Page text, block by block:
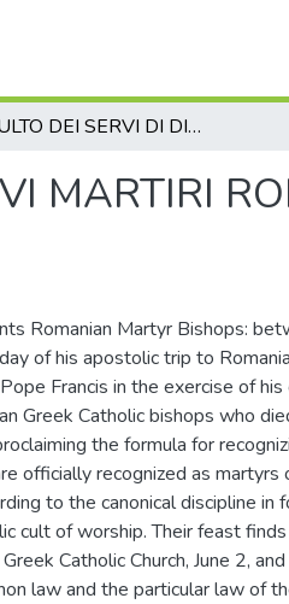
IL CULTO DEI SERVI DI DIO VESCOVI MARTIRI ROMENI: FRA DIRITTO CANONICO E LITURGIA
MARTIRI
Romanian Martyr Bishops:
of his apostolic trip to
Francis in the exercise of his
Greek Catholic bishops who
the formula for
officially recognized as martyrs
to the canonical discipline in
cult of worship. Their feast
Catholic Church, June 2,
law and the particular law of